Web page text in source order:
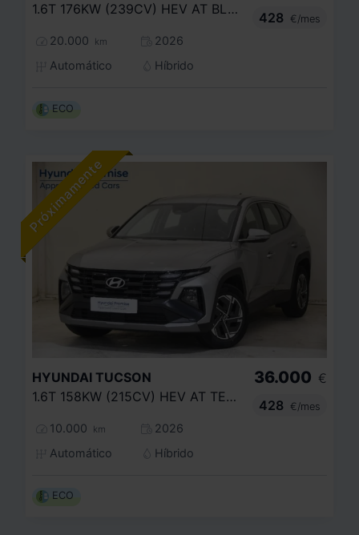
1.6T 176KW (239CV) HEV AT BLACK LINE
20.000 km
2026
Automático
Híbrido
428
€/mes
ECO
HYUNDAI TUCSON
1.6T 158KW (215CV) HEV AT TECNO SKY
10.000 km
2026
Automático
Híbrido
36.000 €
428
€/mes
ECO